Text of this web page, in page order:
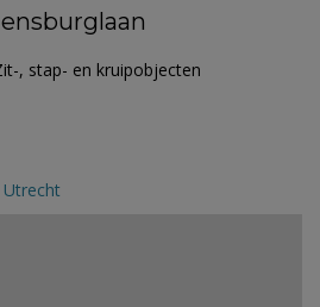
, stap- en kruipobjecten
Utrecht